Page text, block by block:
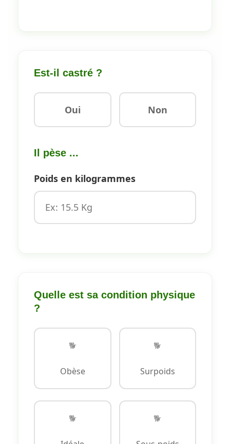
Est-il castré ?
Oui Non
Il pèse ...
Poids en kilogrammes
Quelle est sa condition physique
?
🐕
Obèse
🐕
Surpoids
🐕 🐕